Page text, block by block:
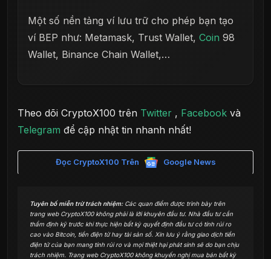
Một số nền tảng ví lưu trữ cho phép bạn tạo
ví BEP như: Metamask, Trust Wallet, Coin 98
Wallet, Binance Chain Wallet,…
Theo dõi CryptoX100 trên Twitter , Facebook và
Telegram để cập nhật tin nhanh nhất!
Đọc CryptoX100 Trên Google News
Tuyên bố miễn trừ trách nhiệm:Các quan điểm được trình bày trên
trang web CryptoX100 không phải là lời khuyên đầu tư. Nhà đầu tư cần
thẩm định kỹ trước khi thực hiện bất kỳ quyết định đầu tư có tính rủi ro
cao vào Bitcoin, tiền điện tử hay tài sản số. Xin lưu ý rằng giao dịch tiền
điện tử của bạn mang tính rủi ro và mọi thiệt hại phát sinh sẽ do bạn chịu
trách nhiệm. Trang web CryptoX100 không khuyến nghị mua bán bất kỳ